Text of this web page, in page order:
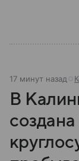
17 минут назад
В